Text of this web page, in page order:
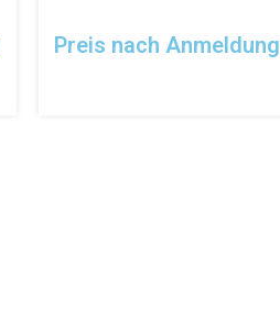
Preis nach Anmeldung